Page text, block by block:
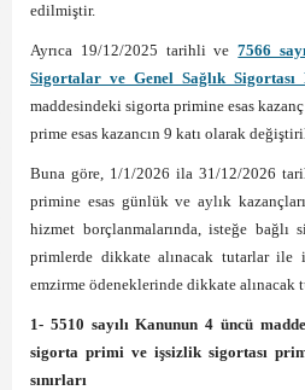
edilmiştir.
Ayrıca 19/12/2025 tarihli ve7566
Sigortalar ve Genel Sağlık Sigortası
maddesindeki sigorta primine esas
prime esas kazancın 9 katı olarak
Buna göre, 1/1/2026 ila 31/12/2026
primine esas günlük ve aylık
hizmet borçlanmalarında, isteğe bağlı
primlerde dikkate alınacak tutarlar ile
emzirme ödeneklerinde dikkate alınacak
1- 5510 sayılı Kanunun 4 üncü
sigorta primi ve işsizlik sigortası
sınırları